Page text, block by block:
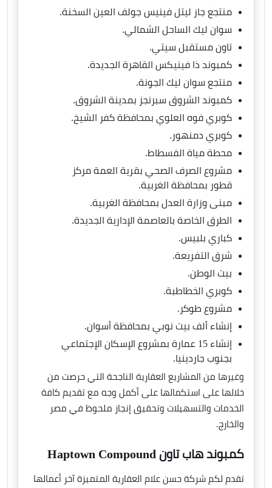
منتجع جاز ليتل فينيس جولف العين السخنة.
سوان ليك الساحل الشمالي.
تاون مستقبل سيتي.
كمبوند ذا فينيكس القاهرة الجديدة.
منتجع سوان ليك الجونة.
كمبوند الشروق سبرنجز بمدينة الشروق.
كوبري فوه العلوي بمحافظة كفر الشيخ.
كوبري دمنهور.
محطة مياة الفسطاط.
مشروع الصرف الصحي بقرية العمة مركز
قطور بمحافظة الغربية.
مبنى وزارة العدل بمحافظة الغربية.
الطرق الخاصة بالعاصمة الإدارية الجديدة.
كباري بلبيس.
شرق التفريعة.
بيت الوطن.
كوبري الخطاطبة.
مشروع طوكر.
إنشاء ألف بيت نوبي بمحافظة أسوان.
إنشاء 15 عمارة بمشروع الإسكان الإجتماعي
بجنوب جاردينيا.
وغيرها من المشاريع العقارية الناجحة التي حرصت من
خلالها على استكمالها على أكمل وجه مع تقديم كافة
الخدمات والتسهيلات وتحقيق إنجاز ملحوظ في مصر
والخارج.
كمبوند هاب تاون Haptown Compound
تقدم لكم شركة حسن علام العقارية المتميزة آخر أعمالها